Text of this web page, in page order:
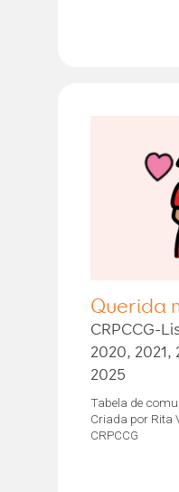
Querida
CRPCCG-
2020, 2021,
2025
Tabela de
Criada por Rita
CRPCCG